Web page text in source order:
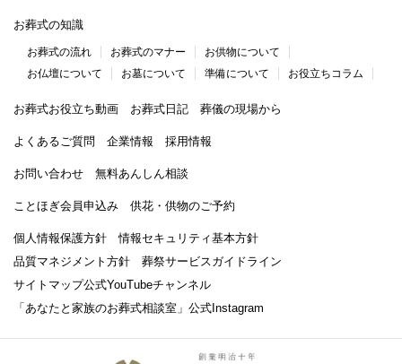
お葬式の知識
お葬式の流れ お葬式のマナー
お供物について
お仏壇について
お墓について 準備について お役立ちコラム
お葬式お役立ち動画 お葬式日記 葬儀の現場から
よくあるご質問 企業情報 採用情報
お問い合わせ 無料あんしん相談
ことほぎ会員申込み 供花・供物のご予約
個人情報保護方針
情報セキュリティ基本方針
品質マネジメント方針
葬祭サービスガイドライン
サイトマップ公式YouTubeチャンネル
「あなたと家族のお葬式相談室」 公式Instagram